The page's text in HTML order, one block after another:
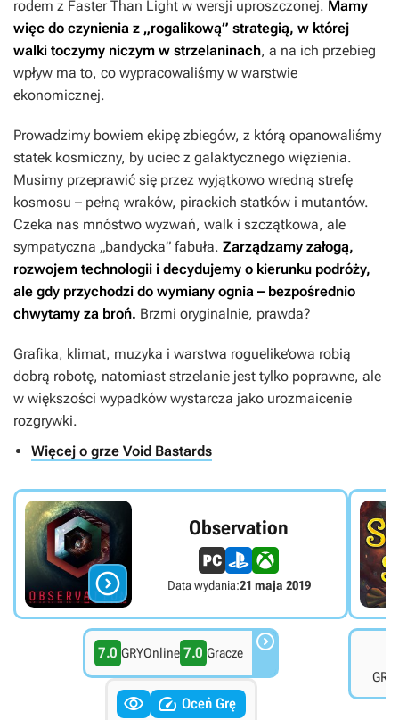
rodem z Faster Than Light w wersji uproszczonej. Mamy
więc do czynienia z „rogalikową” strategią, w której
walki toczymy niczym w strzelaninach, a na ich przebieg
wpływ ma to, co wypracowaliśmy w warstwie
ekonomicznej.
Prowadzimy bowiem ekipę zbiegów, z którą opanowaliśmy
statek kosmiczny, by uciec z galaktycznego więzienia.
Musimy przeprawić się przez wyjątkowo wredną strefę
kosmosu – pełną wraków, pirackich statków i mutantów.
Czeka nas mnóstwo wyzwań, walk i szczątkowa, ale
sympatyczna „bandycka” fabuła. Zarządzamy załogą,
rozwojem technologii i decydujemy o kierunku podróży,
ale gdy przychodzi do wymiany ognia – bezpośrednio
chwytamy za broń. Brzmi oryginalnie, prawda?
Grafika, klimat, muzyka i warstwa roguelike’owa robią
dobrą robotę, natomiast strzelanie jest tylko poprawne, ale
w większości wypadków wystarcza jako urozmaicenie
rozgrywki.
Więcej o grze Void Bastards

Observation
Data wydania:21 maja 2019
7.0 GRYOnline 7.0 Gracze 
  Oceń Grę